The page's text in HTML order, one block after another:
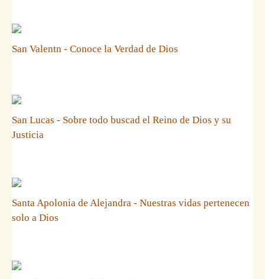
San Valentn - Conoce la Verdad de Dios
San Lucas - Sobre todo buscad el Reino de Dios y su
Justicia
Santa Apolonia de Alejandra - Nuestras vidas pertenecen
solo a Dios